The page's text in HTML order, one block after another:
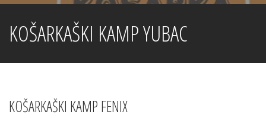
KOŠARKAŠKI KAMP YUBAC
KOŠARKAŠKI KAMP FENIX